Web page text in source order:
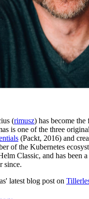
(rimusz) has become
is one of the three
(Packt, 2016) and
of the Kubernetes
Classic, and has been
since.
latest blog post on